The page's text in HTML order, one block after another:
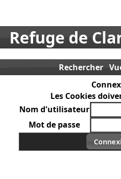
Refuge de
Rechercher
Les Cookies
Nom d'utilisateur
Mot de passe